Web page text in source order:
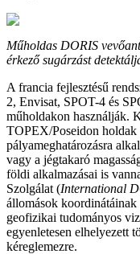
Műholdas DORIS
érkező sugárzást
A francia fejlesztésű
2, Envisat, SPOT-4 és
műholdakon használják.
TOPEX/Poseidon holdak
pályameghatározásra
vagy a jégtakaró
földi alkalmazásai is
Szolgálat (International
állomások koordinátáinak
geofizikai tudományos
egyenletesen elhelyezett
kéreglemezre.